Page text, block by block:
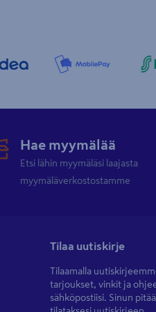
Hae myymälää
Etsi lähin myymäläsi laajasta
myymäläverkostostamme
Tilaa uutiskirje
Tilaamalla
tarjoukset, vinkit ja
sähköpostiisi. Sinun